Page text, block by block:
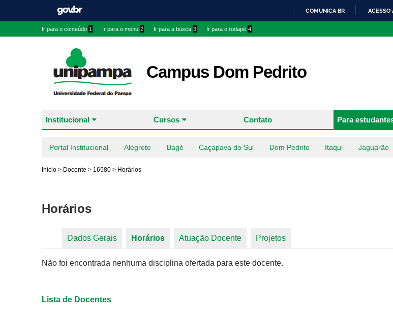
COMUNICA BR ACESSO
Ir para o conteúdo 1 Ir para o menu 2 Ir para a busca 3 Ir para o rodapé 4
Campus Dom Pedrito
Institucional Cursos Contato Para
Portal Institucional Alegrete Bagé Caçapava do Sul Dom Pedrito Itaqui Jaguarão
Início > Docente > 16580 > Horários
Horários
Dados Gerais Horários (aba ativa)
Atuação Docente Projetos
Não foi encontrada nenhuma disciplina ofertada para este docente.
Lista de Docentes